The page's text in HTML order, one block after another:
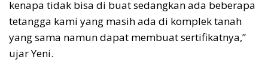
kenapa tidak bisa di buat sedangkan ada beberapa
tetangga kami yang masih ada di komplek tanah
yang sama namun dapat membuat sertifikatnya,”
ujar Yeni.